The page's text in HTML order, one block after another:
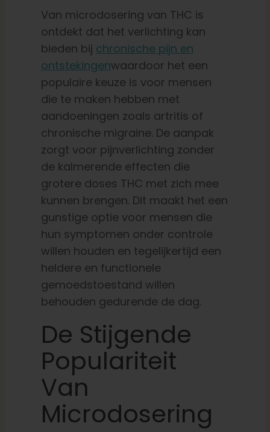
Van microdosering van THC is
ontdekt dat het verlichting kan
bieden bij chronische pijn en
ontstekingenwaardoor het een
populaire keuze is voor mensen
die te maken hebben met
aandoeningen zoals artritis of
chronische migraine. De aanpak
zorgt voor pijnverlichting zonder
de kalmerende effecten die
grotere doses THC met zich mee
kunnen brengen. Dit maakt het een
gunstige optie voor mensen die
hun symptomen onder controle
willen houden en tegelijkertijd een
heldere en functionele
gemoedstoestand willen
behouden gedurende de dag.
De Stijgende
Populariteit
Van
Microdosering